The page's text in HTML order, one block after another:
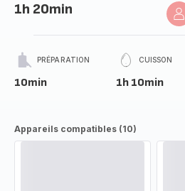
1h 20min
PRÉPARATION
10min
CUISSON
1h 10min
Appareils compatibles (10)